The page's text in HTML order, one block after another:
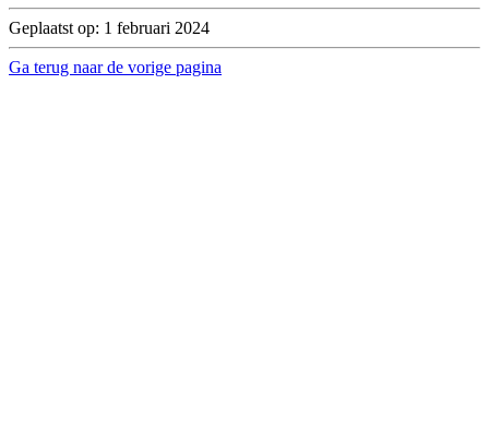
Geplaatst op: 1 februari 2024
Ga terug naar de vorige pagina